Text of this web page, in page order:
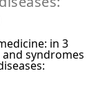
in 3
syndromes